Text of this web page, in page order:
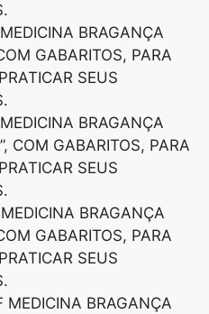
BRAGANÇA
GABARITOS, PARA
SEUS
BRAGANÇA
COM GABARITOS, PARA
SEUS
BRAGANÇA
GABARITOS, PARA
SEUS
MEDICINA BRAGANÇA